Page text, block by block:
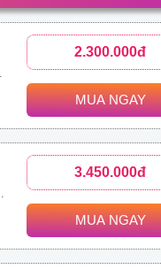
2.300.000đ
MUA NGAY
3.450.000đ
MUA NGAY